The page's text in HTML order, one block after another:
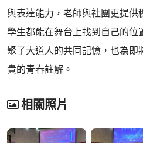
與表達能力，老師與社團更提供
學生都能在舞台上找到自己的位
聚了大道人的共同記憶，也為即
貴的青春註解。
相關照片